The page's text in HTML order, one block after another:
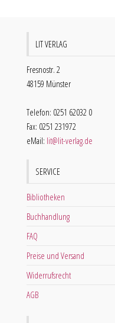
LIT VERLAG
Fresnostr. 2
48159 Münster
Telefon: 0251 62032 0
Fax: 0251 231972
eMail: lit@lit-verlag.de
SERVICE
Bibliotheken
Buchhandlung
FAQ
Preise und Versand
Widerrufsrecht
AGB